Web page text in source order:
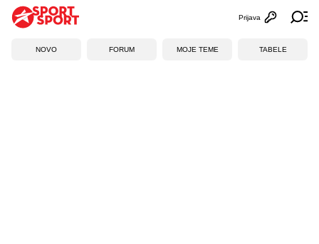
Otvori
Prijava
NOVO FORUM MOJE TEME TABELE